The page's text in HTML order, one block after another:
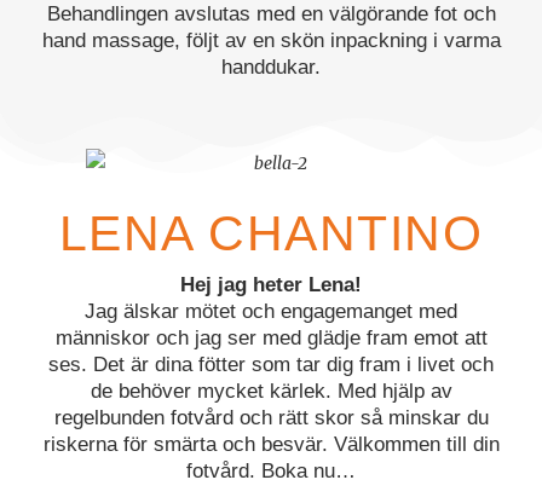
Behandlingen avslutas med en välgörande fot och
hand massage, följt av en skön inpackning i varma
handdukar.
Hej jag heter Lena!
Jag älskar mötet och engagemanget med
människor och jag ser med glädje fram emot att
ses. Det är dina fötter som tar dig fram i livet och
de behöver mycket kärlek. Med hjälp av
regelbunden fotvård och rätt skor så minskar du
riskerna för smärta och besvär. Välkommen till din
fotvård. Boka nu…
LENA CHANTINO